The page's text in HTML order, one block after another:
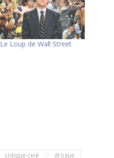
Le Loup de Wall Street
critique-ciné
drogue